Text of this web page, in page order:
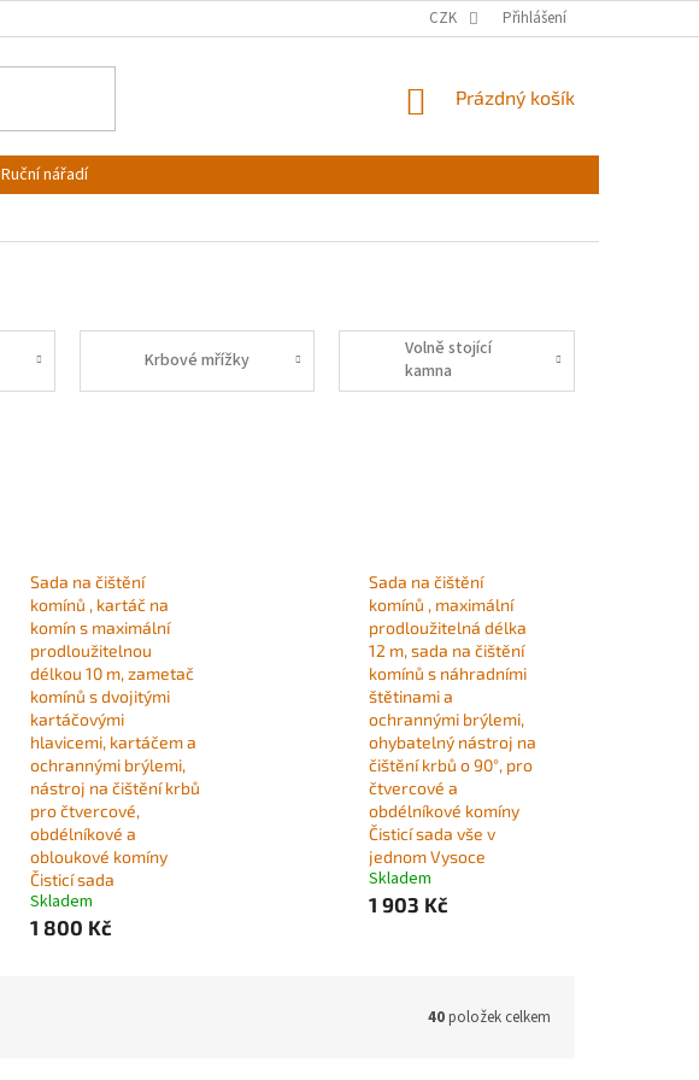
CZK Přihlášení
NÁKUPNÍ
Prázdný košík
Ruční nářadí
Krbové mřížky
Volně stojící
kamna
Sada na čištění
komínů , kartáč na
komín s maximální
prodloužitelnou
délkou 10 m, zametač
komínů s dvojitými
kartáčovými
hlavicemi, kartáčem a
ochrannými brýlemi,
nástroj na čištění krbů
pro čtvercové,
obdélníkové a
obloukové komíny
Čisticí sada
Skladem
1 800 Kč
Sada na čištění
komínů , maximální
prodloužitelná délka
12 m, sada na čištění
komínů s náhradními
štětinami a
ochrannými brýlemi,
ohybatelný nástroj na
čištění krbů o 90°, pro
čtvercové a
obdélníkové komíny
Čisticí sada vše v
jednom Vysoce
Skladem
1 903 Kč
40položek celkem